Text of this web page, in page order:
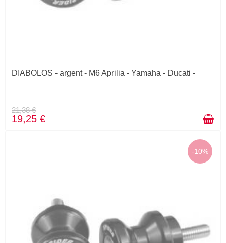
DIABOLOS - argent - M6 Aprilia - Yamaha - Ducati -
21,38 €
19,25 €
-10%